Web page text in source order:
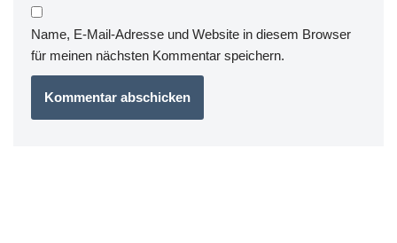
Name, E-Mail-Adresse und Website in diesem Browser
für meinen nächsten Kommentar speichern.